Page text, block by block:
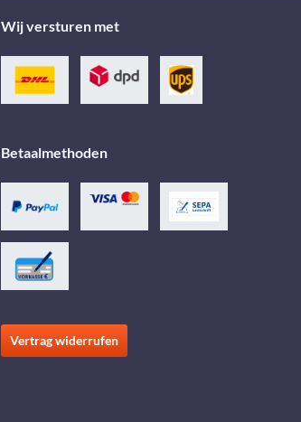
Wij versturen met
Betaalmethoden
Vertrag widerrufen